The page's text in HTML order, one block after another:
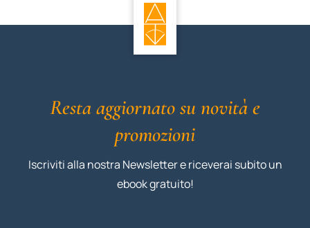
Resta aggiornato su novità e
promozioni
Iscriviti alla nostra Newsletter e riceverai subito un
ebook gratuito!